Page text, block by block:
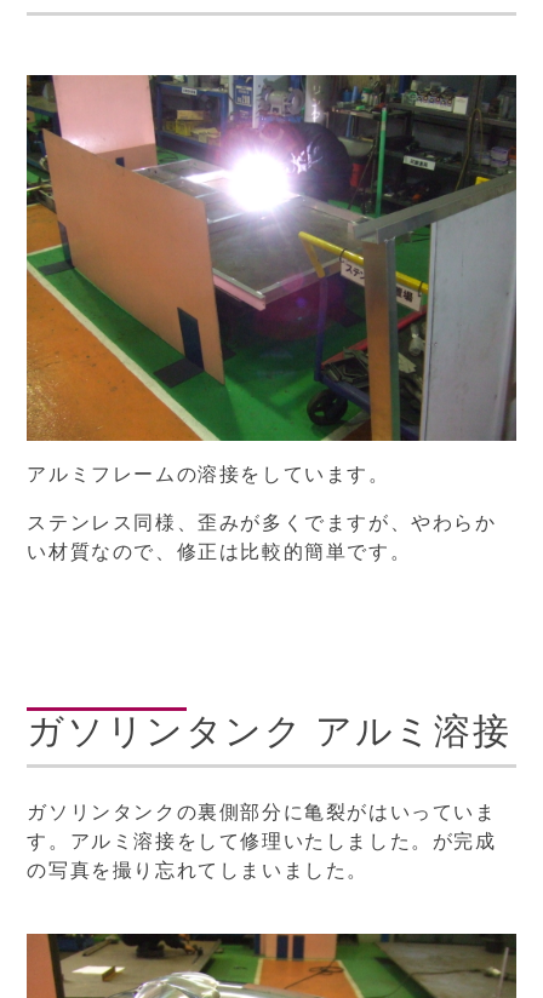
アルミフレームの溶接をしています。
ステンレス同様、歪みが多くでますが、やわらか
い材質なので、修正は比較的簡単です。
ガソリンタンク アルミ溶接
ガソリンタンクの裏側部分に亀裂がはいっていま
す。アルミ溶接をして修理いたしました。が完成
の写真を撮り忘れてしまいました。